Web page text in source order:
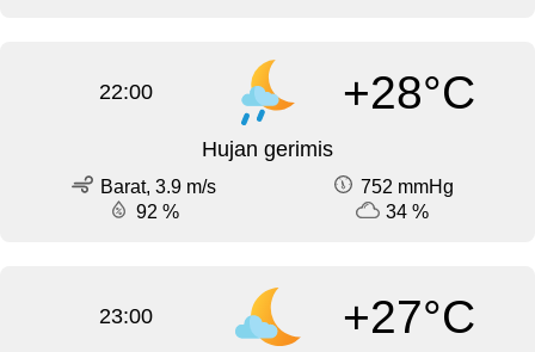
22:00 +28°C
Hujan gerimis
Barat, 3.9 m/s
752 mmHg
92 %
34 %
23:00 +27°C